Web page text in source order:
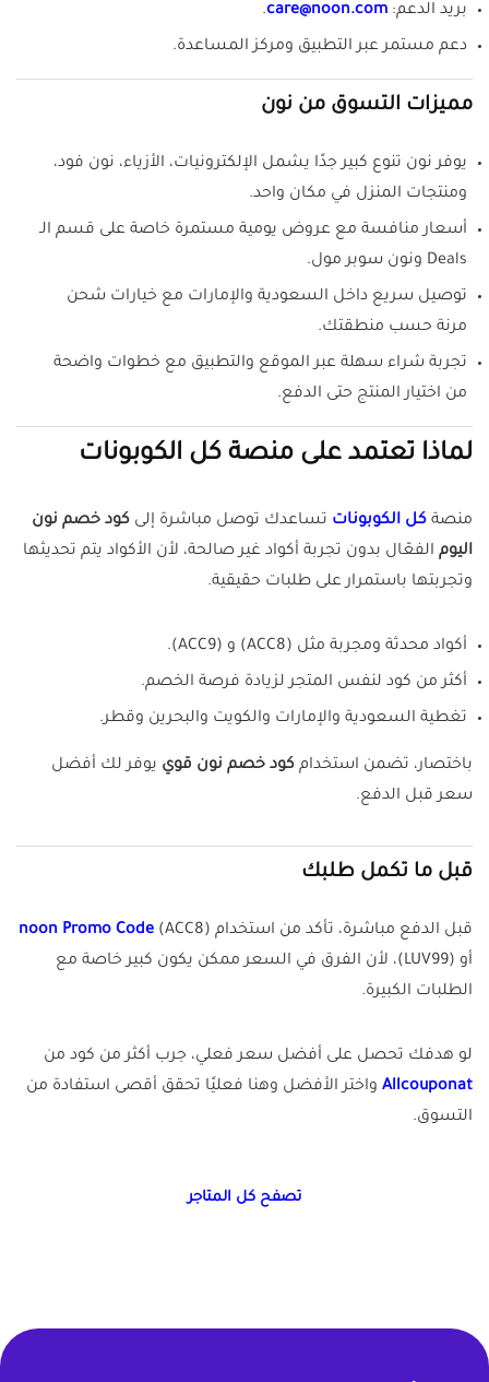
بريد الدعم: care@noon.com
.
دعم مستمر عبر التطبيق ومركز المساعدة.
مميزات التسوق من نون
يوفر نون تنوع كبير جدًا يشمل الإلكترونيات، الأزياء، نون فود،
ومنتجات المنزل في مكان واحد.
أسعار منافسة مع عروض يومية مستمرة خاصة على قسم الـ
Deals ونون سوبر مول.
توصيل سريع داخل السعودية والإمارات مع خيارات شحن
مرنة حسب منطقتك.
تجربة شراء سهلة عبر الموقع والتطبيق مع خطوات واضحة
من اختيار المنتج حتى الدفع.
لماذا تعتمد على منصة كل الكوبونات
منصة كل الكوبونات تساعدك توصل مباشرة إلى كود خصم نون
اليوم الفعّال بدون تجربة أكواد غير صالحة، لأن الأكواد يتم تحديثها
وتجربتها باستمرار على طلبات حقيقية.
أكواد محدثة ومجربة مثل (ACC8) و (ACC9).
أكثر من كود لنفس المتجر لزيادة فرصة الخصم.
تغطية السعودية والإمارات والكويت والبحرين وقطر.
باختصار، تضمن استخدام كود خصم نون قوي يوفر لك أفضل
سعر قبل الدفع.
قبل ما تكمل طلبك
قبل الدفع مباشرة، تأكد من استخدام noon Promo Code (ACC8)
أو (LUV99)، لأن الفرق في السعر ممكن يكون كبير خاصة مع
الطلبات الكبيرة.
لو هدفك تحصل على أفضل سعر فعلي، جرب أكثر من كود من
Allcouponat واختر الأفضل وهنا فعليًا تحقق أقصى استفادة من
التسوق.
تصفح كل المتاجر